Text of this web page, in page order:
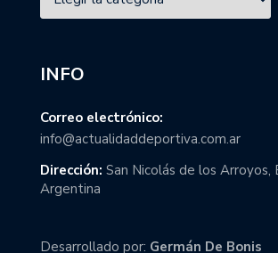
INFO
Correo electrónico:
info@actualidaddeportiva.com.ar
Dirección: San Nicolás de los Arroyos,
Argentina
Desarrollado por: Germán De Bonis